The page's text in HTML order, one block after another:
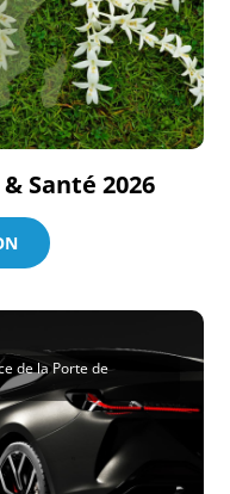
Santé 2026
de la Porte de